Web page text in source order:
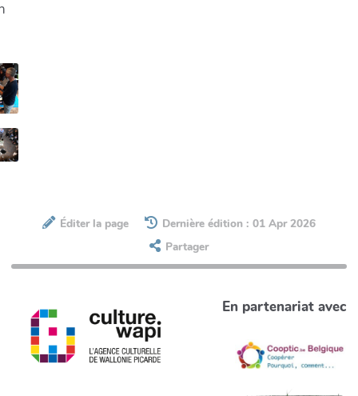
Éditer la page
Dernière édition : 01 Apr 2026
Partager
En partenariat avec